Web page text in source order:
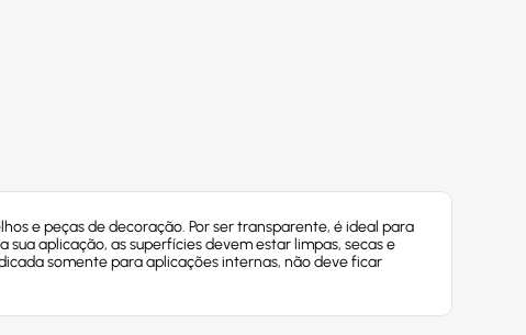
e peças de decoração. Por ser transparente, é ideal para
aplicação, as superfícies devem estar limpas, secas e
somente para aplicações internas, não deve ficar